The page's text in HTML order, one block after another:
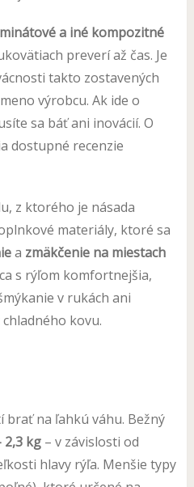
a iné kompozitné
preverí až čas. Je
takto zostavených
výrobcu. Ak ide o
sa báť ani inovácií. O
dostupné recenzie
z ktorého je násada
materiály, ktoré sa
a zmäkčenie na miestach
s rýľom komfortnejšia,
v rukách ani
kovu.
na ľahkú váhu. Bežný
2,3 kg– v závislosti od
hlavy rýľa. Menšie typy